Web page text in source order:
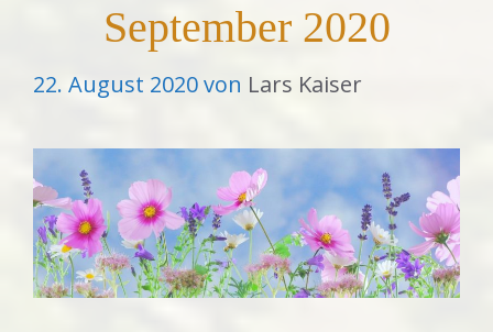
September 2020
22. August 2020von Lars Kaiser